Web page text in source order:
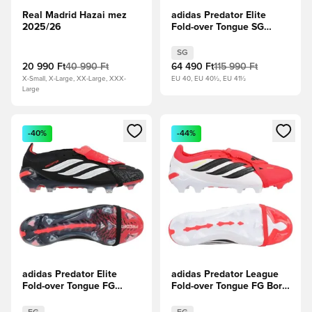
Real Madrid Hazai mez
2025/26
20 990 Ft40 990 Ft
X-Small, X-Large, XX-Large, XXX-
Large
adidas Predator Elite
Fold-over Tongue SG
Vasfém/Fehér cipők/
Élénkpiros
SG
64 490 Ft115 990 Ft
EU 40, EU 40½, EU 41½
Megnyit egy modált a bejelentkezéshez vagy a tagként
-40%
adidas Predator Elite
Fold-over Tongue FG
Black/Fehér cipők/
Megnyit egy modált a
-44%
adidas Predator League
Fold-over Tongue FG Born
Élénkpiros/Core